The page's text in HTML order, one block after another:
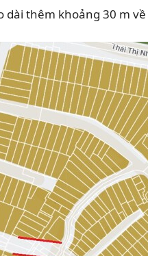
dài thêm khoảng 30 m